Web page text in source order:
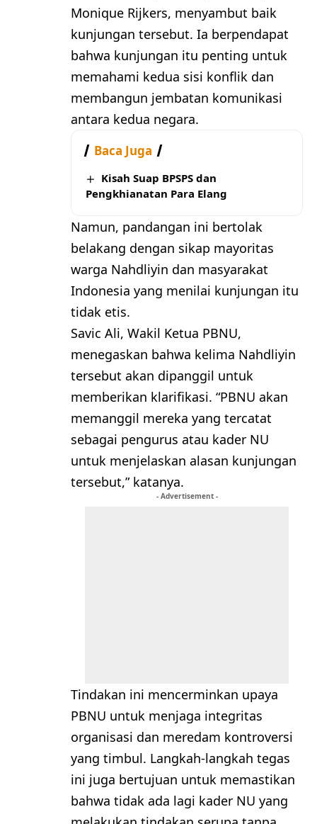
Monique Rijkers, menyambut baik
kunjungan tersebut. Ia berpendapat
bahwa kunjungan itu penting untuk
memahami kedua sisi konflik dan
membangun jembatan komunikasi
antara kedua negara.
Baca Juga
Kisah Suap BPSPS dan
Pengkhianatan Para Elang
Namun, pandangan ini bertolak
belakang dengan sikap mayoritas
warga Nahdliyin dan masyarakat
Indonesia yang menilai kunjungan itu
tidak etis.
Savic Ali, Wakil Ketua PBNU,
menegaskan bahwa kelima Nahdliyin
tersebut akan dipanggil untuk
memberikan klarifikasi. “PBNU akan
memanggil mereka yang tercatat
sebagai pengurus atau kader NU
untuk menjelaskan alasan kunjungan
tersebut,” katanya.
- Advertisement -
Tindakan ini mencerminkan upaya
PBNU untuk menjaga integritas
organisasi dan meredam kontroversi
yang timbul. Langkah-langkah tegas
ini juga bertujuan untuk memastikan
bahwa tidak ada lagi kader NU yang